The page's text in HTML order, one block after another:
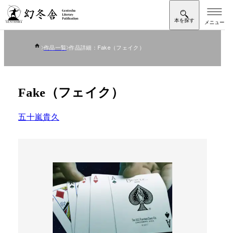
作品一覧 作品詳細：Fake（フェイク）
Fake（フェイク）
五十嵐貴久